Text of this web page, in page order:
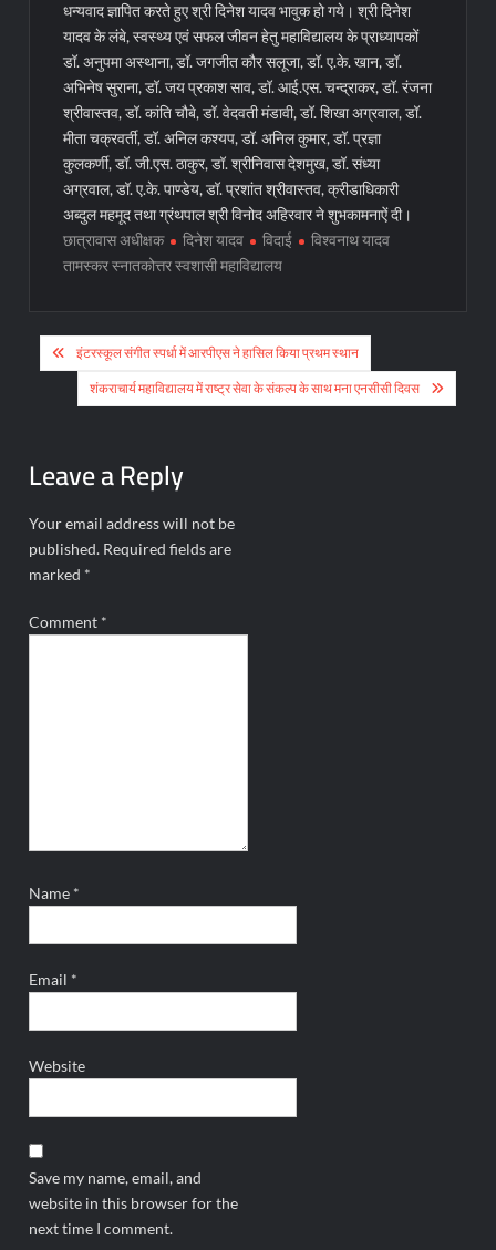
धन्यवाद ज्ञापित करते हुए श्री दिनेश यादव भावुक हो गये। श्री दिनेश
यादव के लंबे, स्वस्थ्य एवं सफल जीवन हेतु महाविद्यालय के प्राध्यापकों
डॉ. अनुपमा अस्थाना, डॉ. जगजीत कौर सलूजा, डॉ. ए.के. खान, डॉ.
अभिनेष सुराना, डॉ. जय प्रकाश साव, डॉ. आई.एस. चन्द्राकर, डॉ. रंजना
श्रीवास्तव, डॉ. कांति चौबे, डॉ. वेदवती मंडावी, डॉ. शिखा अग्रवाल, डॉ.
मीता चक्रवर्ती, डॉ. अनिल कश्यप, डॉ. अनिल कुमार, डॉ. प्रज्ञा
कुलकर्णी, डॉ. जी.एस. ठाकुर, डॉ. श्रीनिवास देशमुख, डॉ. संध्या
अग्रवाल, डॉ. ए.के. पाण्डेय, डॉ. प्रशांत श्रीवास्तव, क्रीडाधिकारी
अब्दुल महमूद तथा ग्रंथपाल श्री विनोद अहिरवार ने शुभकामनाऐं दी।
छात्रावास अधीक्षक
दिनेश यादव विदाई
विश्वनाथ यादव
तामस्कर स्नातकोत्तर स्वशासी महाविद्यालय
Post
navigation
इंटरस्कूल संगीत स्पर्धा में आरपीएस ने हासिल किया प्रथम स्थान
शंकराचार्य महाविद्यालय में राष्ट्र सेवा के संकल्प के साथ मना एनसीसी दिवस
Leave a Reply
Your email address will not be
published. Required fields are
marked *
Comment *
Name *
Email *
Website
Save my name, email, and
website in this browser for the
next time I comment.